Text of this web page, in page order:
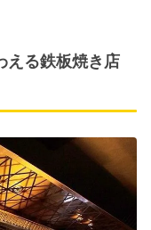
える鉄板焼き店